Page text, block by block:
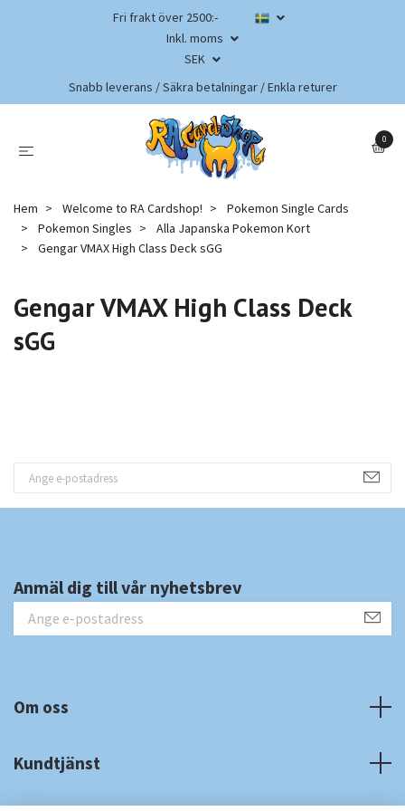
Fri frakt över 2500:-
Inkl. moms
SEK
Snabb leverans / Säkra betalningar / Enkla returer
0
Hem Welcome to RA Cardshop!
Pokemon Single Cards
Pokemon Singles
Alla Japanska Pokemon Kort
Gengar VMAX High Class Deck sGG
Gengar VMAX High Class Deck
sGG
Anmäl dig till vår nyhetsbrev
Om oss
Kundtjänst